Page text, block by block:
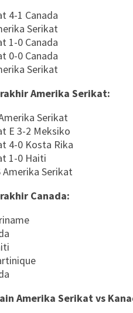
4-1 Canada
Serikat
1-0 Canada
0-0 Canada
Serikat
Amerika Serikat:
Serikat
E 3-2 Meksiko
4-0 Kosta Rika
1-0 Haiti
Serikat
Canada:
Amerika Serikat vs